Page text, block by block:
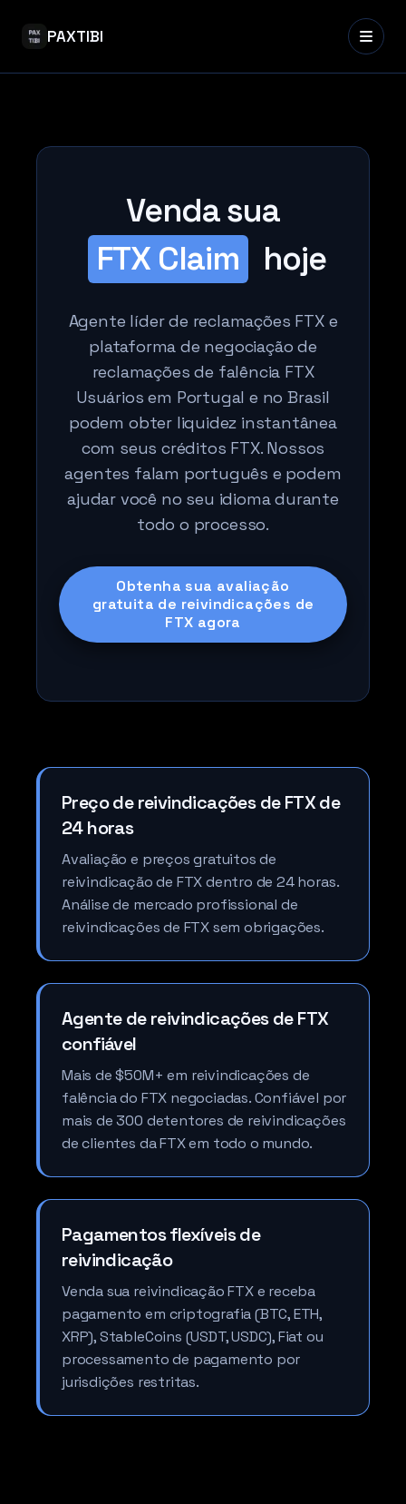
PAXTIBI
Venda sua
FTX Claim
hoje
Agente líder de reclamações FTX e
plataforma de negociação de
reclamações de falência FTX
Usuários em Portugal e no Brasil
podem obter liquidez instantânea
com seus créditos FTX. Nossos
agentes falam português e podem
ajudar você no seu idioma durante
todo o processo.
Obtenha sua avaliação
gratuita de reivindicações de
FTX agora
Preço de reivindicações de FTX de
24 horas
Avaliação e preços gratuitos de
reivindicação de FTX dentro de 24 horas.
Análise de mercado profissional de
reivindicações de FTX sem obrigações.
Agente de reivindicações de FTX
confiável
Mais de $50M+ em reivindicações de
falência do FTX negociadas. Confiável por
mais de 300 detentores de reivindicações
de clientes da FTX em todo o mundo.
Pagamentos flexíveis de
reivindicação
Venda sua reivindicação FTX e receba
pagamento em criptografia (BTC, ETH,
XRP), StableCoins (USDT, USDC), Fiat ou
processamento de pagamento por
jurisdições restritas.